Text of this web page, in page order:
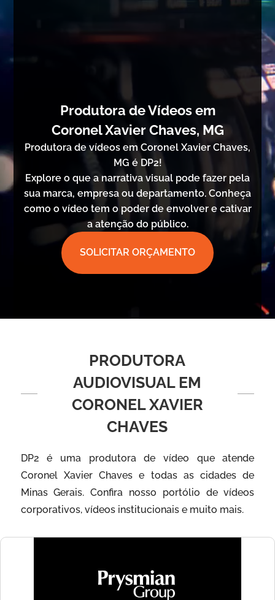
Produtora de Vídeos em
Coronel Xavier Chaves, MG
Produtora de vídeos em Coronel Xavier Chaves,
MG é DP2!
Explore o que a narrativa visual pode fazer pela
sua marca, empresa ou departamento. Conheça
como o vídeo tem o poder de envolver e cativar
a atenção do público.
SOLICITAR ORÇAMENTO
PRODUTORA
AUDIOVISUAL EM
CORONEL XAVIER
CHAVES
DP2 é uma produtora de vídeo que atende
Coronel Xavier Chaves e todas as cidades de
Minas Gerais. Confira nosso portólio de vídeos
corporativos, vídeos institucionais e muito mais.